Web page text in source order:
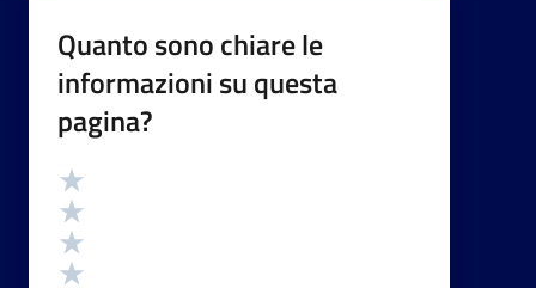
Quanto sono chiare le
informazioni su questa
pagina?
Valutazione